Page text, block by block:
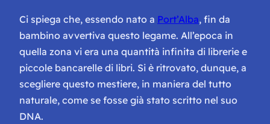
Ci spiega che, essendo nato a Port’Alba, fin da
bambino avvertiva questo legame. All’epoca in
quella zona vi era una quantità infinita di librerie e
piccole bancarelle di libri. Si è ritrovato, dunque, a
scegliere questo mestiere, in maniera del tutto
naturale, come se fosse già stato scritto nel suo
DNA.